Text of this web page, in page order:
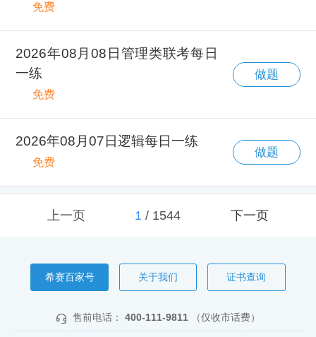
免费
2026年08月08日管理类联考每日
一练
免费
做题
2026年08月07日逻辑每日一练
免费
做题
上一页 1/ 1544 下一页
希赛百家号 关于我们 证书查询
售前电话： 400-111-9811 （仅收市话费）